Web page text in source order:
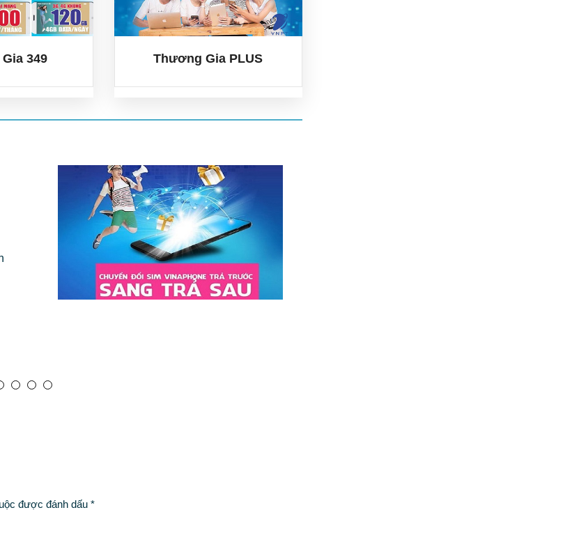
349
400 phút/th
4.000 phút/th
gói: 349.000đ/th
XEM THÊM Thương Gia PLUS
* Ngoài mạng: 1.500 phút/th
* Nội mạng: 10.000 phút/th
* Giá trọn gói: 1.495.000đ/th
XEM THÊM
được đánh dấu *